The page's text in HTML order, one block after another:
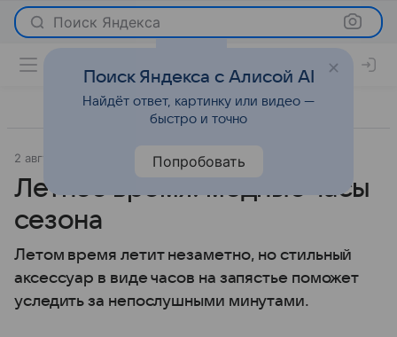
Поиск Яндекса
2 августа 2013
Летнее время: модные часы
сезона
Летом время летит незаметно, но стильный
аксессуар в виде часов на запястье поможет
уследить за непослушными минутами.
Поиск Яндекса с Алисой AI
Найдёт ответ, картинку или видео —
быстро и точно
Попробовать